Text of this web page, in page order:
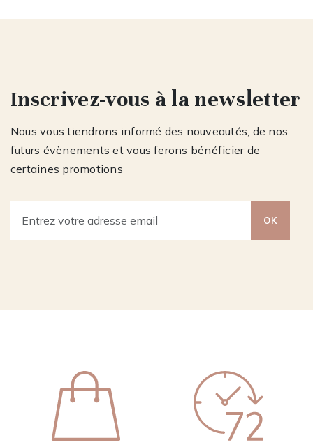
Inscrivez-vous à la newsletter
Nous vous tiendrons informé des nouveautés, de nos
futurs évènements et vous ferons bénéficier de
certaines promotions
OK